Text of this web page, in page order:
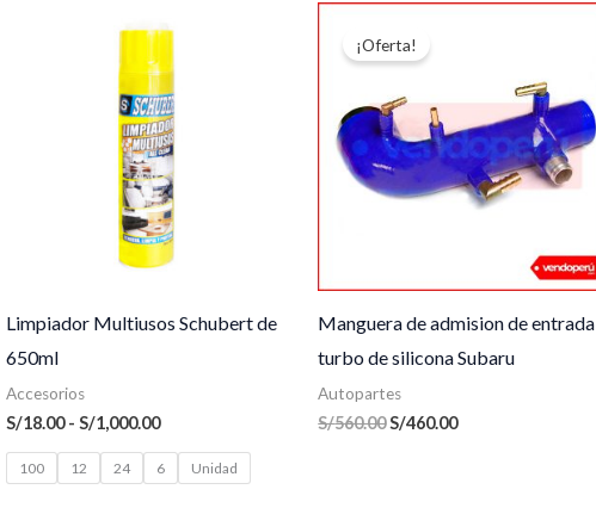
Limpiador Multiusos Schubert de
650ml
Accesorios
S/18.00 - S/1,000.00
de
desde
S/18.00
hasta
S/1,000.00
100 12 24 6 Unidad
¡Oferta!
Manguera de admision de entrada
turbo de silicona Subaru
Autopartes
S/560.00
El
original
S/560.00.
S/460.00
El
S/460.00.